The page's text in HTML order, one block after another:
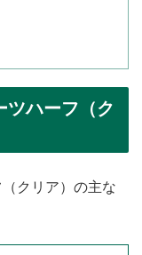
ツハーフ（ク
クリア）の主な